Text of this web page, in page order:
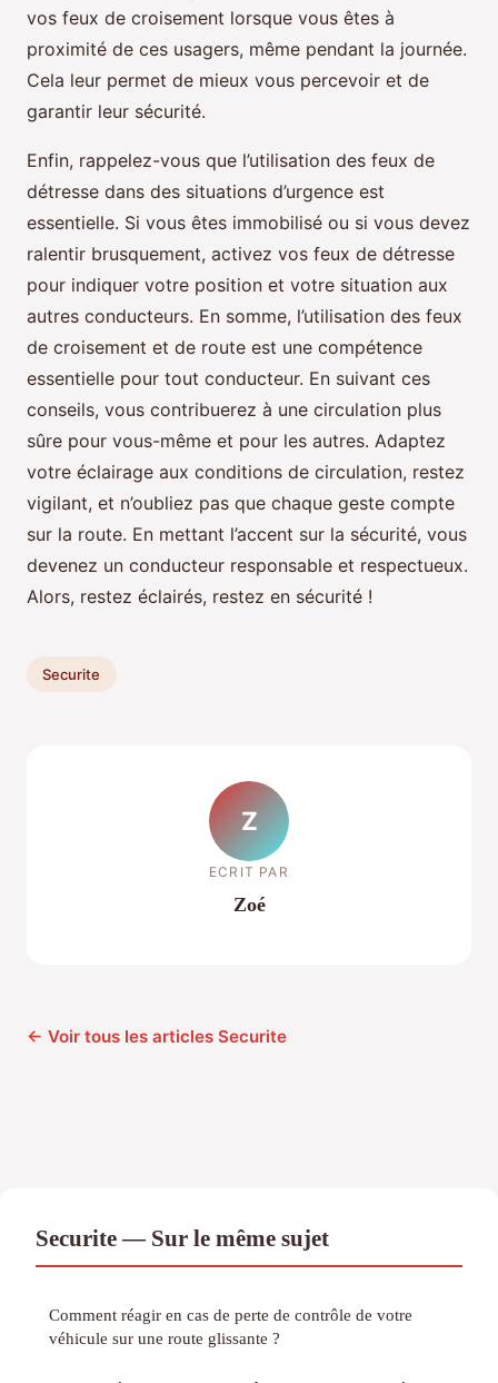
vos feux de croisement lorsque vous êtes à
proximité de ces usagers, même pendant la journée.
Cela leur permet de mieux vous percevoir et de
garantir leur sécurité.
Enfin, rappelez-vous que l’utilisation des feux de
détresse dans des situations d’urgence est
essentielle. Si vous êtes immobilisé ou si vous devez
ralentir brusquement, activez vos feux de détresse
pour indiquer votre position et votre situation aux
autres conducteurs. En somme, l’utilisation des feux
de croisement et de route est une compétence
essentielle pour tout conducteur. En suivant ces
conseils, vous contribuerez à une circulation plus
sûre pour vous-même et pour les autres. Adaptez
votre éclairage aux conditions de circulation, restez
vigilant, et n’oubliez pas que chaque geste compte
sur la route. En mettant l’accent sur la sécurité, vous
devenez un conducteur responsable et respectueux.
Alors, restez éclairés, restez en sécurité !
Securite
Z
ECRIT PAR
Zoé
← Voir tous les articles Securite
Securite — Sur le même sujet
Comment réagir en cas de perte de contrôle de votre
véhicule sur une route glissante ?